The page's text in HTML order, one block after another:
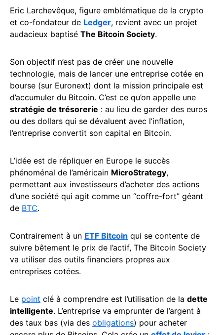
Eric Larchevêque, figure emblématique de la crypto
et co-fondateur de Ledger, revient avec un projet
audacieux baptisé The Bitcoin Society.
Son objectif n’est pas de créer une nouvelle
technologie, mais de lancer une entreprise cotée en
bourse (sur Euronext) dont la mission principale est
d’accumuler du Bitcoin. C’est ce qu’on appelle une
stratégie de trésorerie : au lieu de garder des euros
ou des dollars qui se dévaluent avec l’inflation,
l’entreprise convertit son capital en Bitcoin.
L’idée est de répliquer en Europe le succès
phénoménal de l’américain MicroStrategy,
permettant aux investisseurs d’acheter des actions
d’une société qui agit comme un “coffre-fort” géant
de BTC.
Contrairement à un ETF Bitcoin qui se contente de
suivre bêtement le prix de l’actif, The Bitcoin Society
va utiliser des outils financiers propres aux
entreprises cotées.
Le point clé à comprendre est l’utilisation de la dette
intelligente. L’entreprise va emprunter de l’argent à
des taux bas (via des obligations) pour acheter